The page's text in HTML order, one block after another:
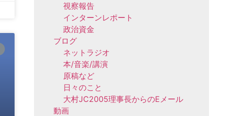
視察報告
インターンレポート
政治資金
ブログ
ネットラジオ
本/音楽/講演
原稿など
日々のこと
大村JC2005理事長からのEメール
動画